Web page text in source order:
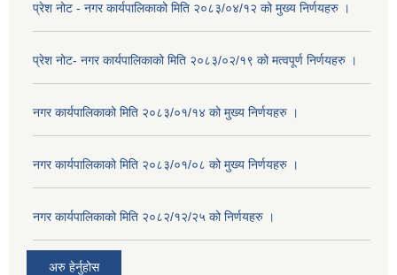
प्रेश नोट - नगर कार्यपालिकाको मिति २०८३/०४/१२ को मुख्य निर्णयहरु ।
प्रेश नोट- नगर कार्यपालिकाको मिति २०८३/०२/१९ को मत्वपूर्ण निर्णयहरु ।
नगर कार्यपालिकाको मिति २०८३/०१/१४ को मुख्य निर्णयहरु ।
नगर कार्यपालिकाको मिति २०८३/०१/०८ को मुख्य निर्णयहरु ।
नगर कार्यपालिकाको मिति २०८२/१२/२५ को निर्णयहरु ।
अरु हेर्नुहोस